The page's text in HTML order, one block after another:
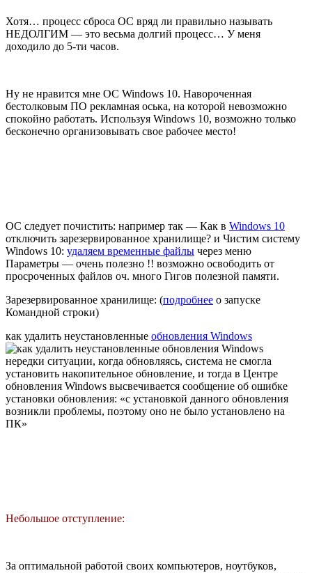
Хотя… процесс сброса ОС вряд ли правильно называть
НЕДОЛГИМ — это весьма долгий процесс… У меня
доходило до 5-ти часов.
Ну не нравится мне ОС Windows 10. Навороченная
бестолковым ПО рекламная оська, на которой невозможно
спокойно работать. Используя Windows 10, возможно только
бесконечно организовывать свое рабочее место!
ОС следует почистить: например так — Как в Windows 10
отключить зарезервированное хранилище? и Чистим систему
Windows 10: удаляем временные файлы через меню
Параметры — очень полезно !! возможно освободить от
просроченных файлов оч. много Гигов полезной памяти.
Зарезервированное хранилище: (подробнее о запуске
Командной строки)
как удалить неустановленные обновления Windows
нередки ситуации, когда обновляясь, система не смогла
установить накопительное обновление, и тогда в Центре
обновления Windows высвечивается сообщение об ошибке
установки обновления: «с установкой данного обновления
возникли проблемы, поэтому оно не было установлено на
ПК»
Небольшое отступление:
За оптимальной работой своих компьютеров, ноутбуков,